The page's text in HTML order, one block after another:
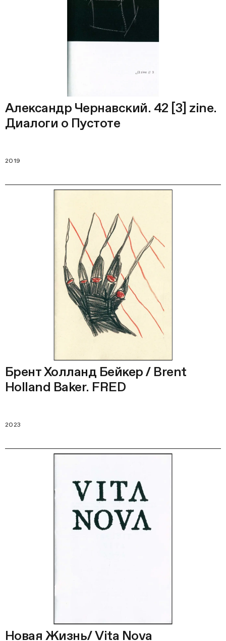
Александр Чернавский. 42 [3] zine.
Диалоги о Пустоте
2019
Брент Холланд Бейкер / Brent
Holland Baker. FRED
2023
Новая Жизнь/ Vita Nova